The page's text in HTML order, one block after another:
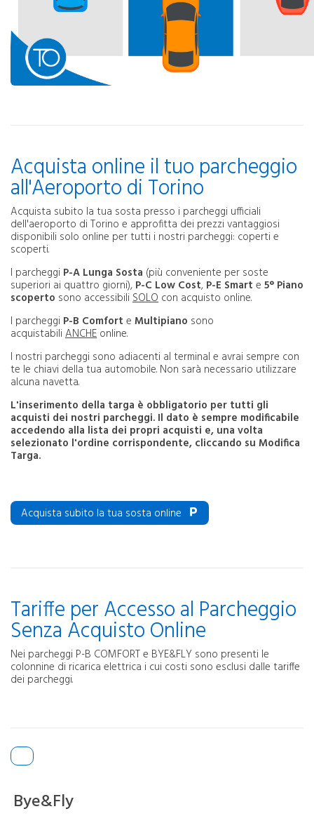
Acquista online il tuo parcheggio
all'Aeroporto di Torino
Acquista subito la tua sosta presso i parcheggi ufficiali
dell'aeroporto di Torino e approfitta dei prezzi vantaggiosi
disponibili solo online per tutti i nostri parcheggi: coperti e
scoperti.
I parcheggi P-A Lunga Sosta (più conveniente per soste
superiori ai quattro giorni), P-C Low Cost, P-E Smart e 5° Piano
scoperto sono accessibiliSOLO con acquisto online.
I parcheggi P-B Comfort e Multipiano sono
acquistabiliANCHE online.
I nostri parcheggi sono adiacenti al terminal e avrai sempre con
te le chiavi della tua automobile. Non sarà necessario utilizzare
alcuna navetta.
L'inserimento della targa è obbligatorio per tutti gli
acquisti dei nostri parcheggi. Il dato è sempre modificabile
accedendo alla lista dei propri acquisti e, una volta
selezionato l'ordine corrispondente, cliccando su Modifica
Targa.
Acquista subito la tua sosta online
Tariffe per Accesso al Parcheggio
Senza Acquisto Online
Nei parcheggi P-B COMFORT e BYE&FLY sono presenti le
colonnine di ricarica elettrica i cui costi sono esclusi dalle tariffe
dei parcheggi.
Bye&Fly